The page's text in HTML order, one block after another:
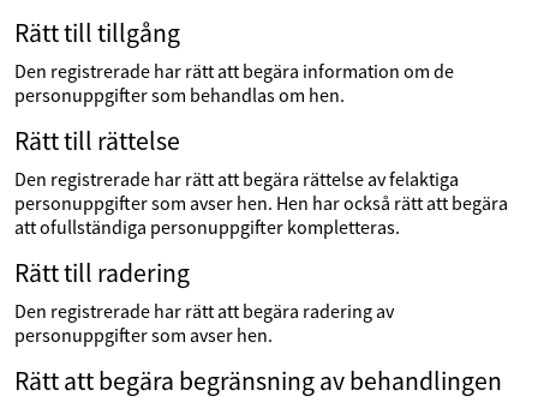
Rätt till tillgång
Den registrerade har rätt att begära information om de
personuppgifter som behandlas om hen.
Rätt till rättelse
Den registrerade har rätt att begära rättelse av felaktiga
personuppgifter som avser hen. Hen har också rätt att begära
att ofullständiga personuppgifter kompletteras.
Rätt till radering
Den registrerade har rätt att begära radering av
personuppgifter som avser hen.
Rätt att begära begränsning av behandlingen